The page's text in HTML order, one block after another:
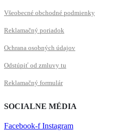
Všeobecné obchodné podmienky
Reklamačný poriadok
Ochrana osobných údajov
Odstúpiť od zmluvy tu
Reklamačný formulár
SOCIALNE MÉDIA
Facebook-f Instagram